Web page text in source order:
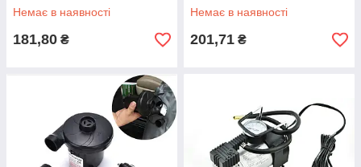
Немає в наявності
181,80 ₴
Немає в наявності
201,71 ₴